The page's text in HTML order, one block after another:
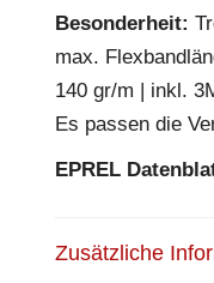
Besonderheit:
max.
140 gr/m | inkl.
Es passen die
EPREL
Zusätzliche